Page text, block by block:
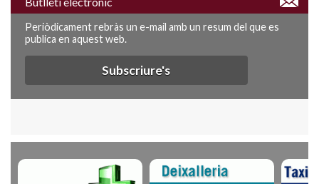
Periòdicament rebràs un e-mail amb un resum del que es
publica en aquest web.
Subscriure's